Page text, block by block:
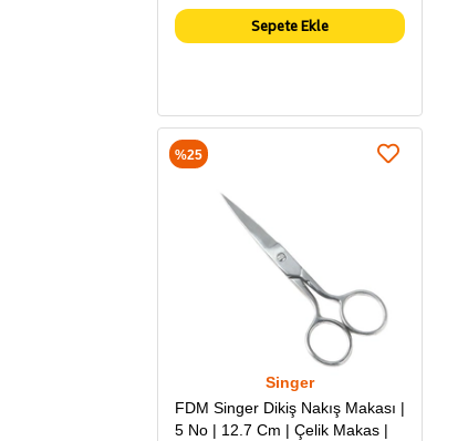
Sepete Ekle
Singer
FDM Singer Dikiş Nakış Makası |
5 No | 12.7 Cm | Çelik Makas |
%25